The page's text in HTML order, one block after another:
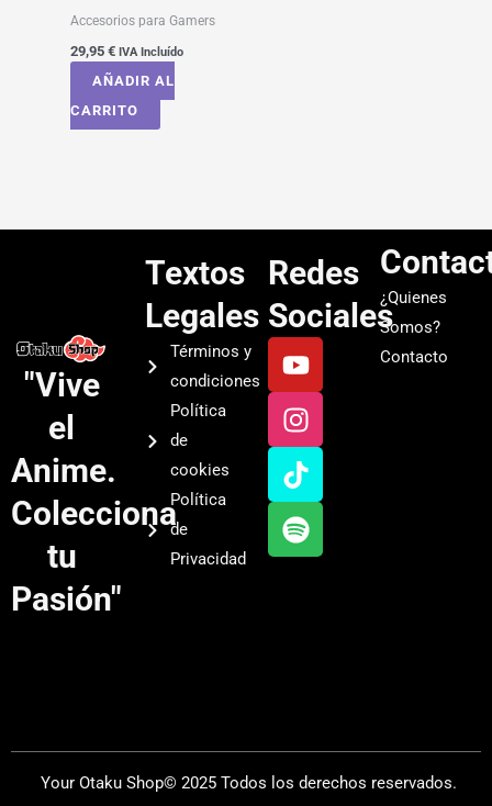
Accesorios para Gamers
29,95 € IVA Incluído
AÑADIR AL
CARRITO
"Vive
el
Anime.
Colecciona
tu
Pasión"
Textos
Legales
Términos y
condiciones
Política
de
cookies
Política
de
Privacidad
Redes
Sociales
Y
o
u
t
u
b
e
I
n
s
t
a
g
r
a
T
i
k
t
o
k
S
p
o
t
i
f
y
¿Quienes
Somos?
Contacto
Your Otaku Shop© 2025 Todos los derechos reservados.